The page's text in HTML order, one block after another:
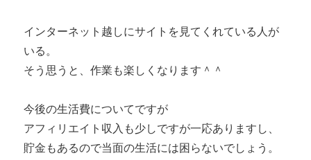
インターネット越しにサイトを見てくれている人が
いる。
そう思うと、作業も楽しくなります＾＾
今後の生活費についてですが
アフィリエイト収入も少しですが一応ありますし、
貯金もあるので当面の生活には困らないでしょう。